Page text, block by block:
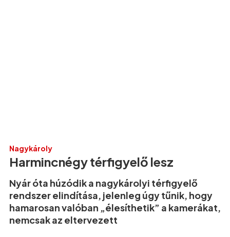
Nagykároly
Harmincnégy térfigyelő lesz
Nyár óta húzódik a nagykárolyi térfigyelő
rendszer elindítása, jelenleg úgy tűnik, hogy
hamarosan valóban „élesíthetik” a kamerákat,
nemcsak az eltervezett